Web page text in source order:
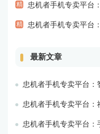
精 忠机者手机专卖平台：小米11T
精 忠机者手机专卖平台
最新文章
忠机者手机专卖平台：智能手机拍照技术
忠机者手机专卖平台：社会责任是
忠机者手机专卖平台：手机